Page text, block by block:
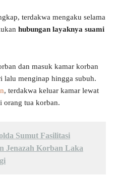
terdakwa mengaku selama
hubungan layaknya suami
dan masuk kamar korban
lalu menginap hingga subuh.
, terdakwa keluar kamar lewat
orang tua korban.
Sumut Fasilitasi
Jenazah Korban Laka